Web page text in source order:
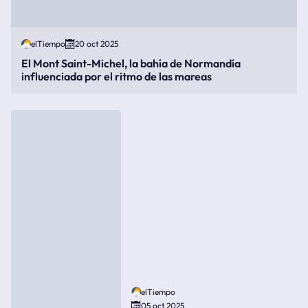
elTiempo 20 oct 2025
El Mont Saint-Michel, la bahía de Normandía
influenciada por el ritmo de las mareas
elTiempo
05 oct 2025